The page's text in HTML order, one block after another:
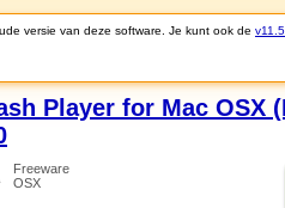
versie van deze software. Je kunt ook de
Player for Mac OSX
Freeware
OSX